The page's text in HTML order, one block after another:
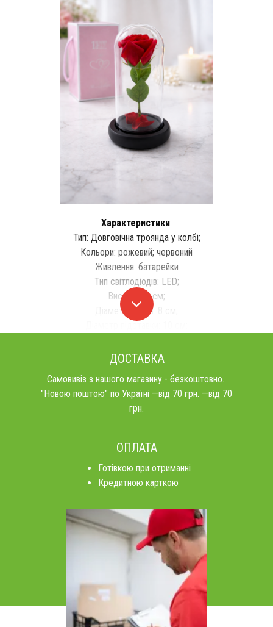
Характеристики:
Тип: Довговічна троянда у колбі;
Кольори: рожевий; червоний
Живлення: батарейки
Тип світлодіодів: LED;
Висота: 20 см;
Діаметр колби: 8 см;
ДОСТАВКА
Самовивіз з нашого магазину - безкоштовно..
"Новою поштою" по Україні —від 70 грн. —від 70
грн.
ОПЛАТА
Готівкою при отриманні
Кредитною карткою